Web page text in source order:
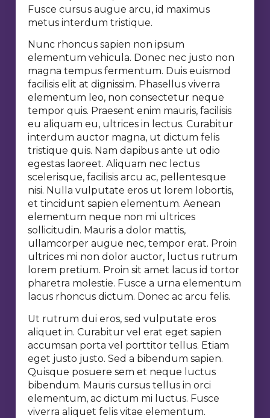
Fusce cursus augue arcu, id maximus
metus interdum tristique.
Nunc rhoncus sapien non ipsum
elementum vehicula. Donec nec justo non
magna tempus fermentum. Duis euismod
facilisis elit at dignissim. Phasellus viverra
elementum leo, non consectetur neque
tempor quis. Praesent enim mauris, facilisis
eu aliquam eu, ultrices in lectus. Curabitur
interdum auctor magna, ut dictum felis
tristique quis. Nam dapibus ante ut odio
egestas laoreet. Aliquam nec lectus
scelerisque, facilisis arcu ac, pellentesque
nisi. Nulla vulputate eros ut lorem lobortis,
et tincidunt sapien elementum. Aenean
elementum neque non mi ultrices
sollicitudin. Mauris a dolor mattis,
ullamcorper augue nec, tempor erat. Proin
ultrices mi non dolor auctor, luctus rutrum
lorem pretium. Proin sit amet lacus id tortor
pharetra molestie. Fusce a urna elementum
lacus rhoncus dictum. Donec ac arcu felis.
Ut rutrum dui eros, sed vulputate eros
aliquet in. Curabitur vel erat eget sapien
accumsan porta vel porttitor tellus. Etiam
eget justo justo. Sed a bibendum sapien.
Quisque posuere sem et neque luctus
bibendum. Mauris cursus tellus in orci
elementum, ac dictum mi luctus. Fusce
viverra aliquet felis vitae elementum.